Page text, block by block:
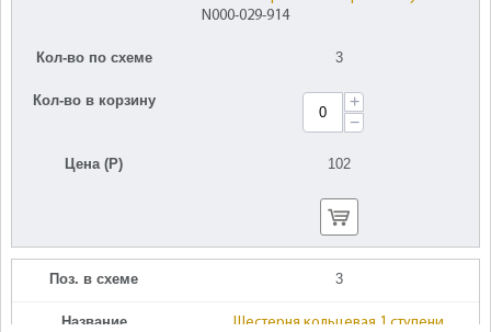
N000-029-914
Кол-во по схеме 3
Кол-во в корзину
+
−
Цена (Р) 102
Поз. в схеме 3
Название
Шестерня кольцевая 1 ступени